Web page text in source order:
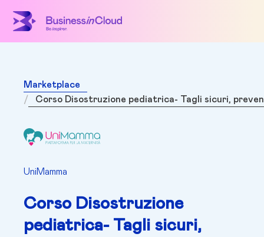
Marketplace
Corso Disostruzione pediatrica- Tagli sicuri,
UniMamma
Corso Disostruzione
pediatrica- Tagli sicuri,